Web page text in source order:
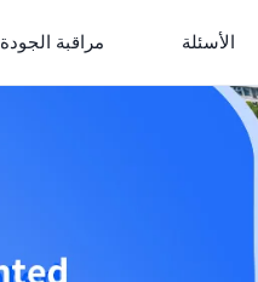
الأسئلة مراقبة الجودة